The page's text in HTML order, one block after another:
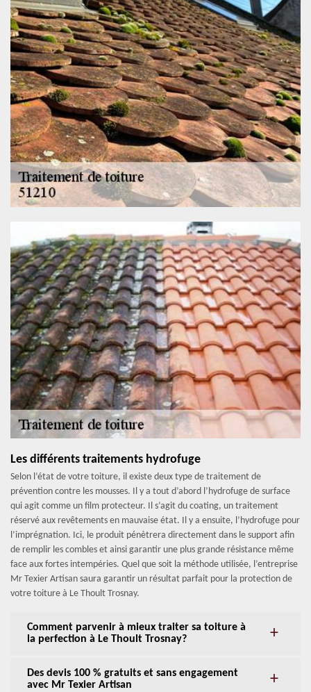
Les différents traitements hydrofuge
Selon l’état de votre toiture, il existe deux type de traitement de
prévention contre les mousses. Il y a tout d’abord l’hydrofuge de surface
qui agit comme un film protecteur. Il s’agit du coating, un traitement
réservé aux revêtements en mauvaise état. Il y a ensuite, l’hydrofuge pour
l’imprégnation. Ici, le produit pénètrera directement dans le support afin
de remplir les combles et ainsi garantir une plus grande résistance même
face aux fortes intempéries. Quel que soit la méthode utilisée, l’entreprise
Mr Texier Artisan saura garantir un résultat parfait pour la protection de
votre toiture à Le Thoult Trosnay.
Comment parvenir à mieux traiter sa toiture à
la perfection à Le Thoult Trosnay?
Des devis 100 % gratuits et sans engagement
avec Mr Texier Artisan